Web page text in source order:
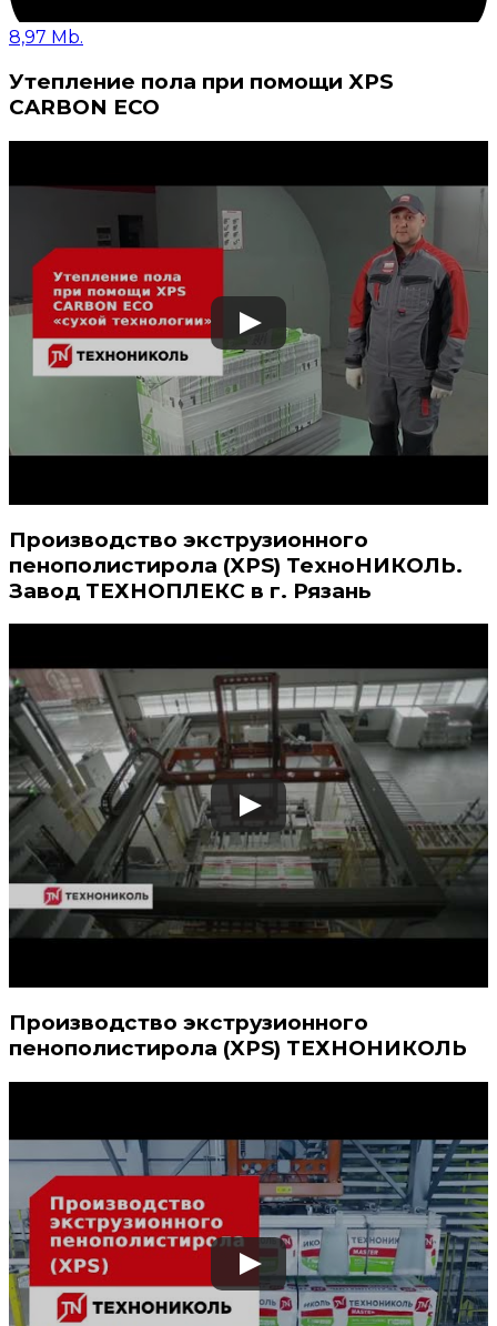
8,97 Mb.
Утепление пола при помощи XPS
CARBON ECO
Производство экструзионного
пенополистирола (XPS) ТехноНИКОЛЬ.
Завод ТЕХНОПЛЕКС в г. Рязань
Производство экструзионного
пенополистирола (XPS) ТЕХНОНИКОЛЬ